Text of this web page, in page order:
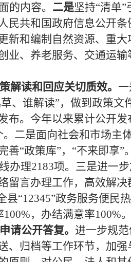
的内容。 二是坚持“清单
民共和国政府信息公开条
新和编制自然资源、重
业、养老服务、交通运
解读和回应关切质效。
、谁解读”，做到政策文
布。今年以来累计公开
。二是面向社会和市场主
善“政策库”，“不来即享”
办理2183项。三是进一
留言办理工作，高效解决
县“12345”政务服务便民
100%，办结满意率100%
请公开答复。 进一步规
、归档等工作环节，加